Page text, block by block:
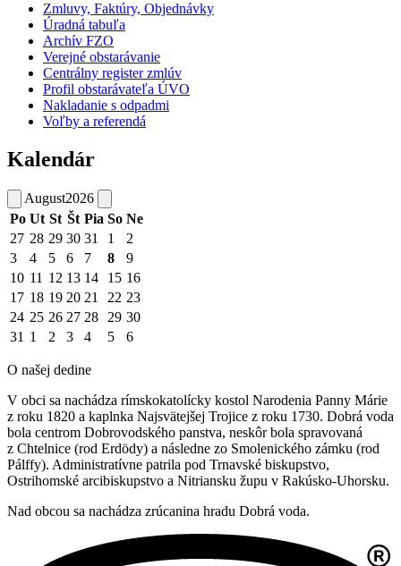
Zmluvy, Faktúry, Objednávky
Úradná tabuľa
Archív FZO
Verejné obstarávanie
Centrálny register zmlúv
Profil obstarávateľa ÚVO
Nakladanie s odpadmi
Voľby a referendá
Kalendár
August2026
Po Ut St Št Pia So Ne
27 28 29 30 31 1
2
3
4 5 6 7 8
9
10 11 12 13 14 15 16
17 18 19 20 21 22 23
24 25 26 27 28 29 30
31 1 2 3 4 5 6
O našej dedine
V obci sa nachádza rímskokatolícky kostol Narodenia Panny Márie
z roku 1820 a kaplnka Najsvätejšej Trojice z roku 1730. Dobrá voda
bola centrom Dobrovodského panstva, neskôr bola spravovaná
z Chtelnice (rod Erdödy) a následne zo Smolenického zámku (rod
Pálffy). Administratívne patrila pod Trnavské biskupstvo,
Ostrihomské arcibiskupstvo a Nitriansku župu v Rakúsko-Uhorsku.
Nad obcou sa nachádza zrúcanina hradu Dobrá voda.